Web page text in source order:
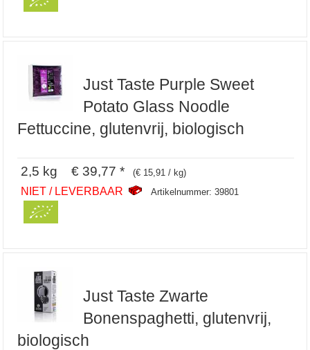
Just Taste Purple Sweet
Potato Glass Noodle
Fettuccine, glutenvrij, biologisch
2,5 kg € 39,77 * (€ 15,91 / kg)
NIET / LEVERBAAR Artikelnummer: 39801
Just Taste Zwarte
Bonenspaghetti, glutenvrij,
biologisch